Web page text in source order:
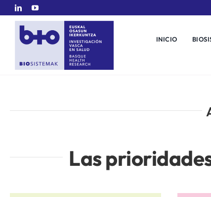
Saltar
contenido
INICIO
Las